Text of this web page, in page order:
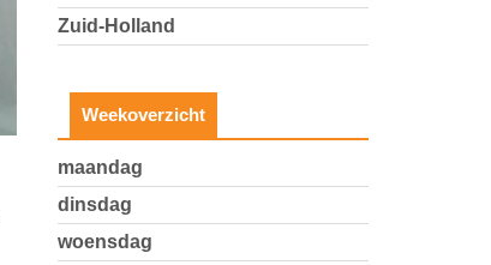
Zuid-Holland
Weekoverzicht
maandag
dinsdag
woensdag